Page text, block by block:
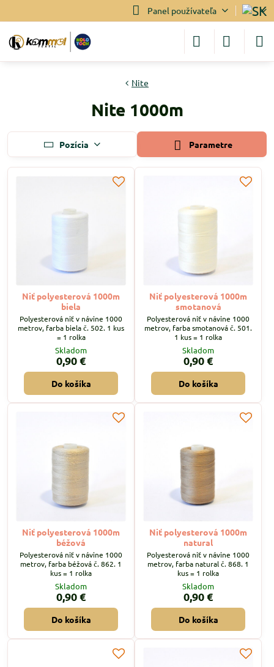
Panel používateľa
Nite
Nite 1000m
Pozícia Parametre
Niť polyesterová 1000m
biela
Polyesterová niť v návine 1000
metrov, farba biela č. 502. 1 kus
= 1 rolka
Skladom
0,90 €
Do košíka
Niť polyesterová 1000m
smotanová
Polyesterová niť v návine 1000
metrov, farba smotanová č. 501.
1 kus = 1 rolka
Skladom
0,90 €
Do košíka
Niť polyesterová 1000m
béžová
Polyesterová niť v návine 1000
metrov, farba béžová č. 862. 1
kus = 1 rolka
Skladom
0,90 €
Do košíka
Niť polyesterová 1000m
natural
Polyesterová niť v návine 1000
metrov, farba natural č. 868. 1
kus = 1 rolka
Skladom
0,90 €
Do košíka